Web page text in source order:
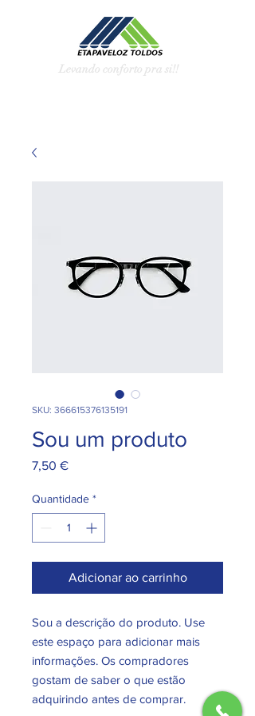
Levando conforto pra si!!
SKU: 366615376135191
Sou um produto
7,50 €Preço
Quantidade *
Adicionar ao carrinho
Sou a descrição do produto. Use
este espaço para adicionar mais
informações. Os compradores
gostam de saber o que estão
adquirindo antes de comprar.